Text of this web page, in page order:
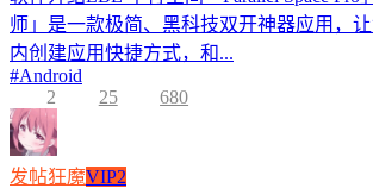
师」是一款极简、黑科技双开神器应用，
内创建应用快捷方式，和...
#Android
2
25 680
发帖狂魔VIP2